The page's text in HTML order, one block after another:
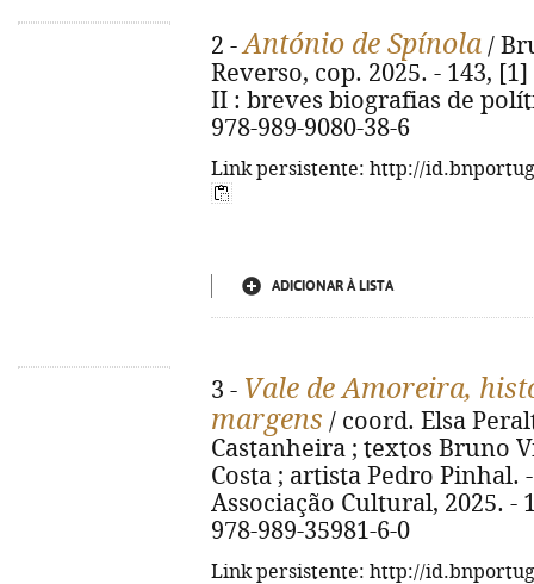
2 -António de Spínola /
Reverso, cop. 2025. - 143,
II : breves biografias de
978-989-9080-38-6
Link persistente: http://
ADICIONAR À LISTA
3 - Vale de Amoreira,
margens / coord. Elsa
Castanheira ; textos Bruno
Costa ; artista Pedro Pinhal.
Associação Cultural, 2025. -
978-989-35981-6-0
Link persistente: http://